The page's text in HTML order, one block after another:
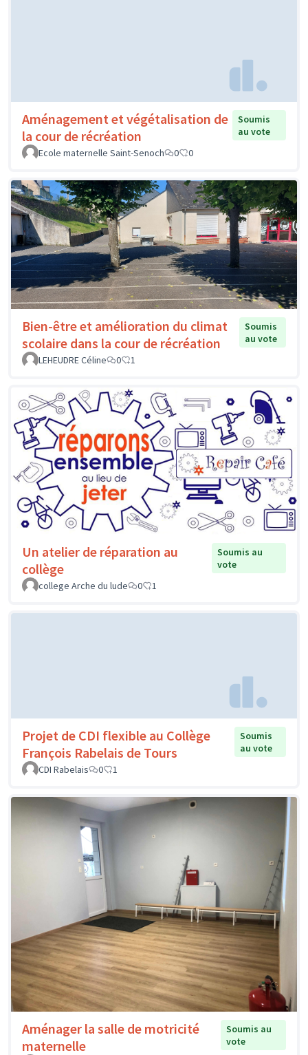
Aménagement et végétalisation de
la cour de récréation
Soumis
au vote
Ecole maternelle Saint-Senoch
0 0
Bien-être et amélioration du climat
scolaire dans la cour de récréation
Soumis
au vote
LEHEUDRE Céline
0 1
Un atelier de réparation au
collège
Soumis au
vote
college Arche du lude
0 1
Projet de CDI flexible au Collège
François Rabelais de Tours
Soumis
au vote
CDI Rabelais
0 1
Aménager la salle de motricité
maternelle
Soumis au
vote